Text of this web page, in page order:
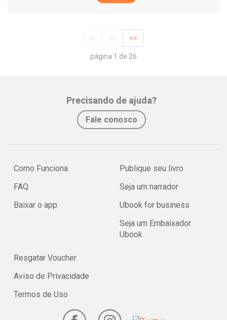
|< << >>
página 1 de 26
Precisando de ajuda?
Fale conosco
Como Funciona
FAQ
Baixar o app
Publique seu livro
Seja um narrador
Ubook for business
Seja um Embaixador
Ubook
Resgatar Voucher
Aviso de Privacidade
Termos de Uso